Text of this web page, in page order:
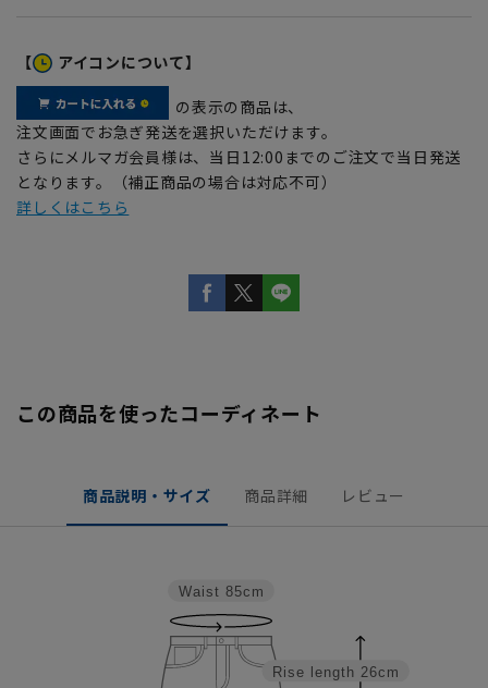
【 アイコンについて】
の表示の商品は、
注文画面でお急ぎ発送を選択いただけます。
さらにメルマガ会員様は、当日12:00までのご注文で当日発送
となります。（補正商品の場合は対応不可）
詳しくはこちら
この商品を使ったコーディネート
商品説明・サイズ 商品詳細 レビュー
Rise length 26cm
Waist 85cm